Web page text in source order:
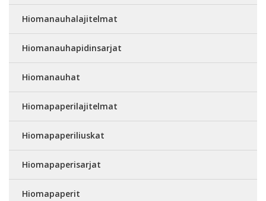
Hiomanauhalajitelmat
Hiomanauhapidinsarjat
Hiomanauhat
Hiomapaperilajitelmat
Hiomapaperiliuskat
Hiomapaperisarjat
Hiomapaperit